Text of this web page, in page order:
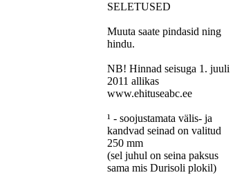
SELETUSED
Muuta saate pindasid ning
hindu.
NB! Hinnad seisuga 1. juuli
2011 allikas
www.ehituseabc.ee
¹ - soojustamata välis- ja
kandvad seinad on valitud
250 mm
(sel juhul on seina paksus
sama mis Durisoli plokil)